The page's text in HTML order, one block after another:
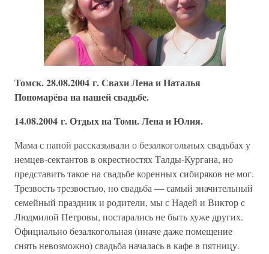
Томск. 28.08.2004 г. Свахи Лена и Наталья
Пономарёва на нашей свадьбе.
14.08.2004 г. Отдых на Томи. Лена и Юлия.
Мама с папой рассказывали о безалкогольных свадьбах у
немцев-сектантов в окрестностях Талды-Кургана, но
представить такое на свадьбе коренных сибиряков не мог.
Трезвость трезвостью, но свадьба — самый значительный
семейный праздник и родители, мы с Надей и Виктор с
Людмилой Петровы, постарались не быть хуже других.
Официально безалкогольная (иначе даже помещение
снять невозможно) свадьба началась в кафе в пятницу.